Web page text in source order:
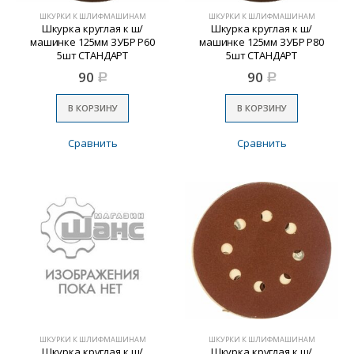
ШКУРКИ К ШЛИФМАШИНАМ
Шкурка круглая к ш/
машинке 125мм ЗУБР Р60
5шт СТАНДАРТ
90 Р
В КОРЗИНУ
Сравнить
ШКУРКИ К ШЛИФМАШИНАМ
Шкурка круглая к ш/
машинке 125мм ЗУБР Р80
5шт СТАНДАРТ
90 Р
В КОРЗИНУ
Сравнить
ШКУРКИ К ШЛИФМАШИНАМ ШКУРКИ К ШЛИФМАШИНАМ